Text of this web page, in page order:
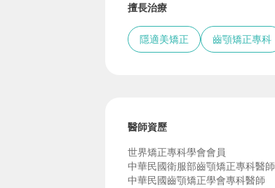
擅長治療
隱適美矯正 齒顎矯正專科
醫師資歷
世界矯正專科學會會員
中華民國衛服部齒顎矯正專科醫師
中華民國齒顎矯正學會專科醫師